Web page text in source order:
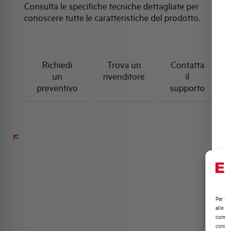
Per
alle
Consulta le specifiche tecniche dettagliate per
conoscere tutte le caratteristiche del prodotto.
Richiedi
un
preventivo
Trova un
rivenditore
Contatta
il
supporto